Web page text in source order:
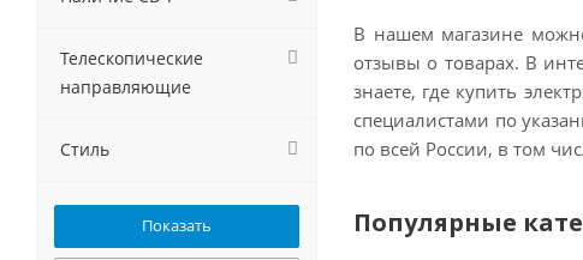
В нашем магазине
отзывы о товарах. В
знаете, где купить
специалистами по
по всей России, в том
Популярные
LERAN
Lex
MAUNFELD
Midea
Телескопические
направляющие
Стиль